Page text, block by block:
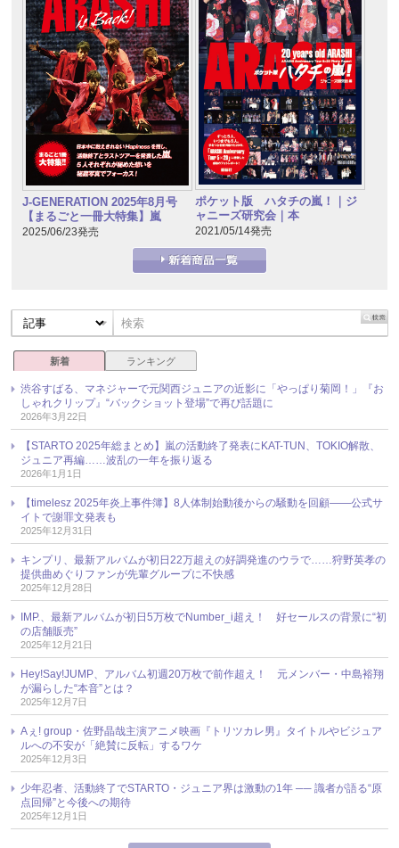
J-GENERATION 2025年8月号
【まるごと一冊大特集】嵐
2025/06/23発売
ポケット版 ハタチの嵐！｜ジ
ャニーズ研究会｜本
2021/05/14発売
新着 ランキング
渋谷すばる、マネジャーで元関西ジュニアの近影に「やっぱり菊岡！」『お
しゃれクリップ』“バックショット登場”で再び話題に
2026年3月22日
【STARTO 2025年総まとめ】嵐の活動終了発表にKAT-TUN、TOKIO解散、
ジュニア再編……波乱の一年を振り返る
2026年1月1日
【timelesz 2025年炎上事件簿】8人体制始動後からの騒動を回顧――公式サ
イトで謝罪文発表も
2025年12月31日
キンプリ、最新アルバムが初日22万超えの好調発進のウラで……狩野英孝の
提供曲めぐりファンが先輩グループに不快感
2025年12月28日
IMP.、最新アルバムが初日5万枚でNumber_i超え！ 好セールスの背景に“初
の店舗販売”
2025年12月21日
Hey!Say!JUMP、アルバム初週20万枚で前作超え！ 元メンバー・中島裕翔
が漏らした“本音”とは？
2025年12月7日
Aぇ! group・佐野晶哉主演アニメ映画『トリツカレ男』タイトルやビジュア
ルへの不安が「絶賛に反転」するワケ
2025年12月3日
少年忍者、活動終了でSTARTO・ジュニア界は激動の1年 ── 識者が語る“原
点回帰”と今後への期待
2025年12月1日